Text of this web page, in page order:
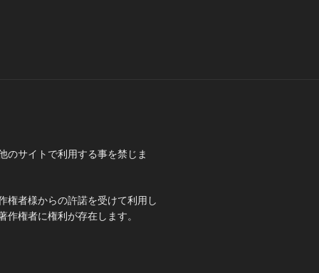
のサイトで利用する事を禁じま
権者様からの許諾を受けて利用し
権者に権利が存在します。